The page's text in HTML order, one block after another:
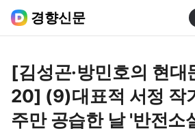
경향신문
[김성곤·방민호의 현대
20] (9)대표적 서정 작
주만 공습한 날 '반전소